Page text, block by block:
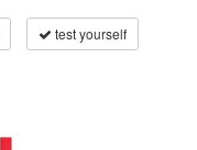
test yourself